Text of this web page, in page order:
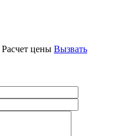
Расчет цены Вызвать